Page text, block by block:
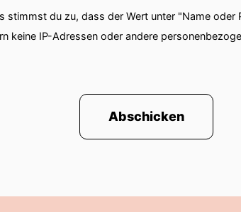
und Virenkrankheiten aus?
dagegen?
können, um gefährliche
für Infektionsforschung, kurz HZI,
stimmst du zu, dass der Wert unter "Name
keine IP-Adressen oder andere
Abschicken